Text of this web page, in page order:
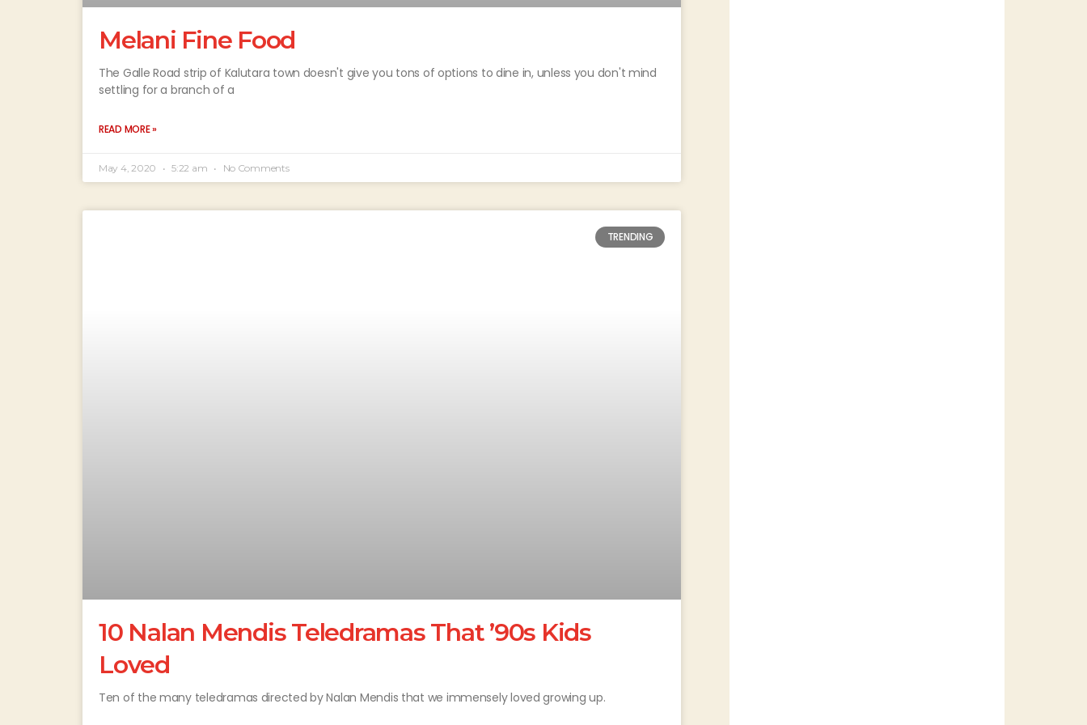
Melani Fine Food
The Galle Road strip of Kalutara town doesn't give you tons of options to dine in, unless you don't mind
settling for a branch of a
READ MORE »
May 4, 2020 5:22 am No Comments
TRENDING
10 Nalan Mendis Teledramas That ’90s Kids
Loved
Ten of the many teledramas directed by Nalan Mendis that we immensely loved growing up.